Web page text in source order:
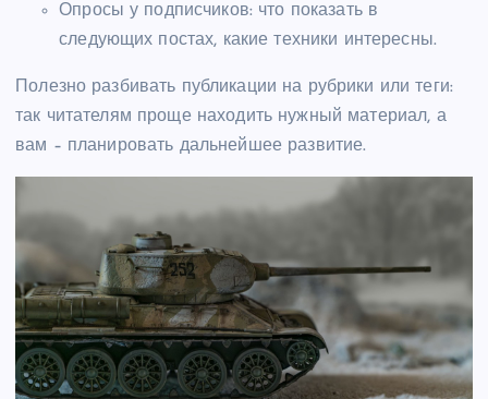
Опросы у подписчиков: что показать в
следующих постах, какие техники интересны.
Полезно разбивать публикации на рубрики или теги:
так читателям проще находить нужный материал, а
вам – планировать дальнейшее развитие.